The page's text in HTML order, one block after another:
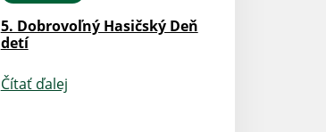
5. Dobrovoľný Hasičský Deň
detí
Čítať ďalej